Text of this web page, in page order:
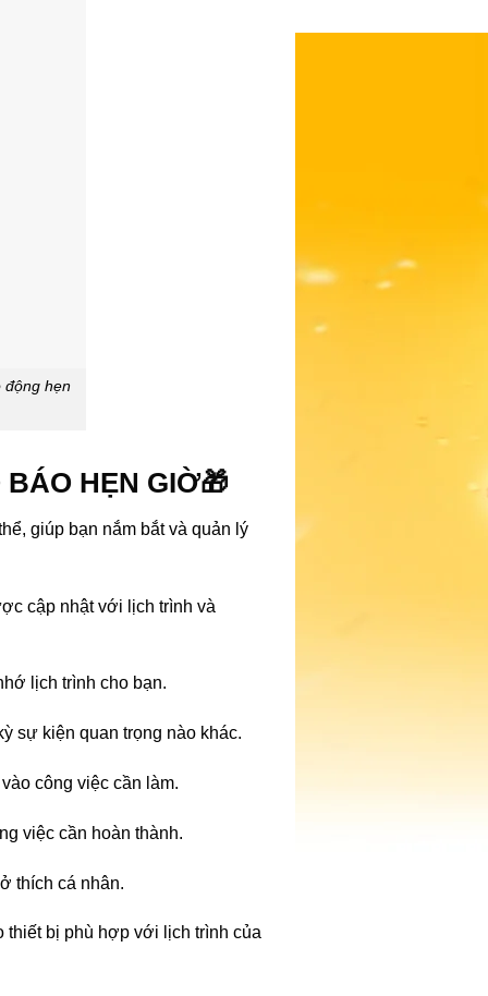
động hẹn
HẸN GIỜ🎁
giúp bạn nắm bắt và quản lý
cập nhật với lịch trình và
lịch trình cho bạn.
sự kiện quan trọng nào khác.
công việc cần làm.
việc cần hoàn thành.
thích cá nhân.
thiết bị phù hợp với lịch trình của